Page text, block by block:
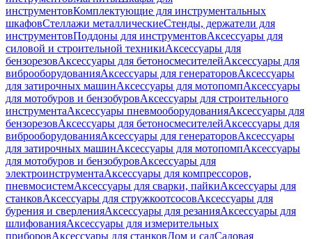
инструментовКомплектующие для инструментальных
шкафовСтеллажи металлическиеСтенды, держатели для
инструментовПоддоны для инструментовАксессуары для
силовой и строительной техникиАксессуары для
бензорезовАксессуары для бетоносмесителейАксессуары для
виброоборудованияАксессуары для генераторовАксессуары
для затирочных машинАксессуары для мотопомпАксессуары
для мотобуров и бензобуровАксессуары для строительного
инструментаАксессуары пневмооборудованияАксессуары для
бензорезовАксессуары для бетоносмесителейАксессуары для
виброоборудованияАксессуары для генераторовАксессуары
для затирочных машинАксессуары для мотопомпАксессуары
для мотобуров и бензобуровАксессуары для
электроинструментаАксессуары для компрессоров,
пневмосистемАксессуары для сварки, пайкиАксессуары для
станковАксессуары для стружкоотсосовАксессуары для
бурения и сверленияАксессуары для резанияАксессуары для
шлифованияАксессуары для измерительных
приборовАксессуары для станковДом и садСадовая